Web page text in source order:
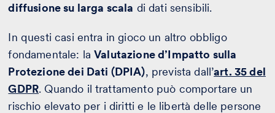
diffusione su larga scala di dati sensibili.
In questi casi entra in gioco un altro obbligo
fondamentale: laValutazione d’Impatto sulla
Protezione dei Dati (DPIA), prevista dall’art. 35 del
GDPR. Quando il trattamento può comportare un
rischio elevato per i diritti e le libertà delle persone